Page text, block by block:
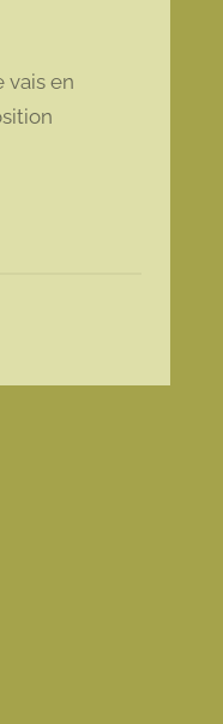
vais en